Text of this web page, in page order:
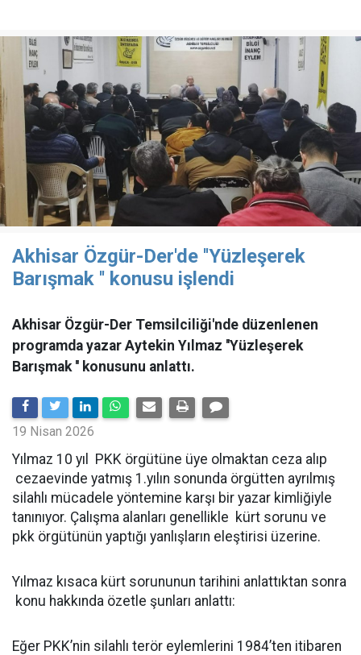
Akhisar Özgür-Der'de ''Yüzleşerek
Barışmak '' konusu işlendi
Akhisar Özgür-Der Temsilciliği'nde düzenlenen
programda yazar Aytekin Yılmaz ''Yüzleşerek
Barışmak '' konusunu anlattı.
19 Nisan 2026
Yılmaz 10 yıl PKK örgütüne üye olmaktan ceza alıp
cezaevinde yatmış 1.yılın sonunda örgütten ayrılmış
silahlı mücadele yöntemine karşı bir yazar kimliğiyle
tanınıyor. Çalışma alanları genellikle kürt sorunu ve
pkk örgütünün yaptığı yanlışların eleştirisi üzerine.
Yılmaz kısaca kürt sorununun tarihini anlattıktan sonra
konu hakkında özetle şunları anlattı:
Eğer PKK’nin silahlı terör eylemlerini 1984’ten itibaren